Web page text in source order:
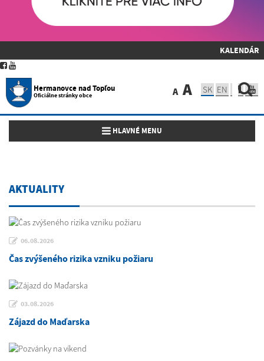
KALENDÁR
Hermanovce nad Topľou
Oficiálne stránky obce A A SK EN
Toggle navigation
HLAVNÉ MENU
AKTUALITY
06.08.2026
Čas zvýšeného rizika vzniku požiaru
03.08.2026
Zájazd do Maďarska